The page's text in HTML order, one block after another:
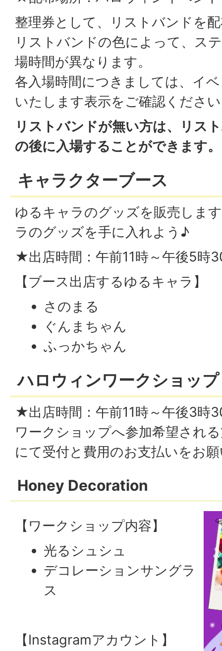
整理券として、リストバンドを
リストバンドの色によって、ス
場時間が異なります。
各入場時間につきましては、イ
いたします表示をご確認くださ
リストバンドが無い方は、リス
の後に入場することができます。
キャラクターブース
ゆるキャラのグッズを販売しま
ラのグッズを手に入れよう♪
★出店時間：午前11時～午後5時
【ブース出店するゆるキャラ】
さのまる
ぐんまちゃん
ふっかちゃん
ハロウィンワークショップ
★出店時間：午前11時～午後3時
ワークショップへ参加希望され
にて受付と費用のお支払いをお
Honey Decoration
【ワークショップ内容】
光るシュシュ
デコレーションサングラ
ス
【Instagramアカウント】